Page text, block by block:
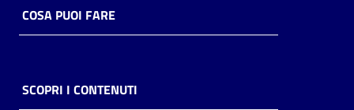
Piani
COSA PUOI FARE
SCOPRI I CONTENUTI